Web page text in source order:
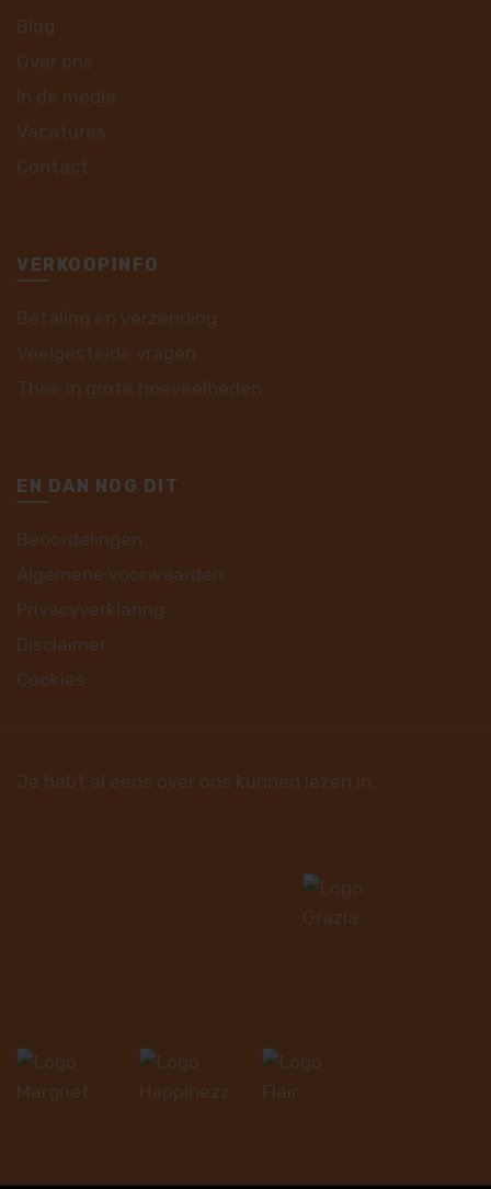
Blog
Over ons
In de media
Vacatures
Contact
VERKOOPINFO
Betaling en verzending
Veelgestelde vragen
Thee in grote hoeveelheden
EN DAN NOG DIT
Beoordelingen
Algemene voorwaarden
Privacyverklaring
Disclaimer
Cookies
Je hebt al eens over ons kunnen lezen in: